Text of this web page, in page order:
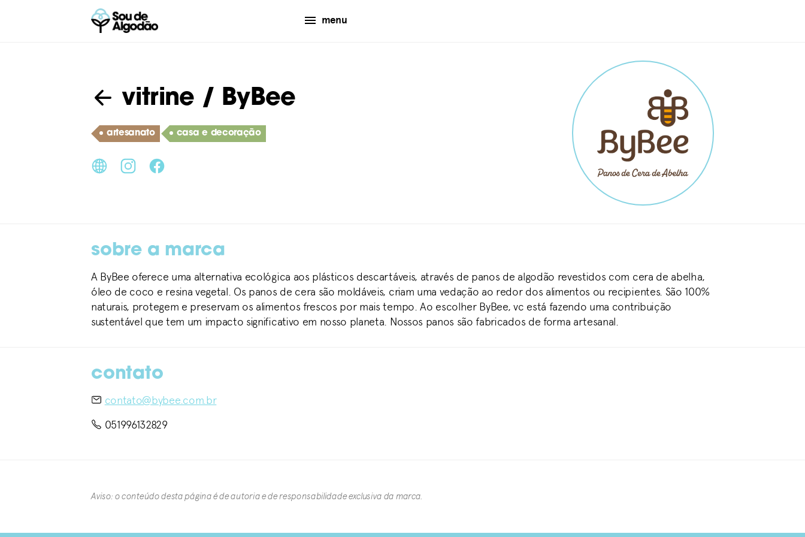
menu
vitrine / ByBee
artesanato casa e decoração
sobre a marca
A ByBee oferece uma alternativa ecológica aos plásticos descartáveis, através de panos de algodão revestidos com cera de abelha,
óleo de coco e resina vegetal. Os panos de cera são moldáveis, criam uma vedação ao redor dos alimentos ou recipientes. São 100%
naturais, protegem e preservam os alimentos frescos por mais tempo. Ao escolher ByBee, vc está fazendo uma contribuição
sustentável que tem um impacto significativo em nosso planeta. Nossos panos são fabricados de forma artesanal.
contato
contato@bybee.com.br
051996132829
Aviso: o conteúdo desta página é de autoria e de responsabilidade exclusiva da marca.​